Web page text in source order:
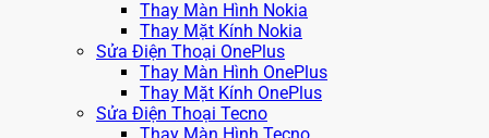
Thay Màn Hình Nokia
Thay Mặt Kính Nokia
Sửa Điện Thoại OnePlus
Thay Màn Hình OnePlus
Thay Mặt Kính OnePlus
Sửa Điện Thoại Tecno